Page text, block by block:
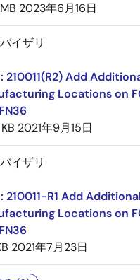
2023年6月16日
イザリ
210011(R2) Add
Locations on
2021年9月15日
イザリ
210011-R1 Add Additional
Locations on
2021年7月23日